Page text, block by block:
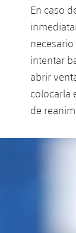
En caso
intentar
abrir
colocarla
de